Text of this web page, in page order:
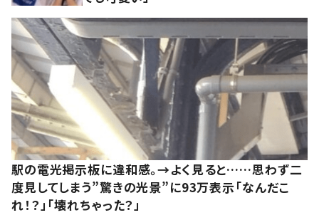
駅の電光掲示板に違和感。→よく見ると……思わず二
度見してしまう”驚きの光景”に93万表示「なんだこ
れ！？」「壊れちゃった？」